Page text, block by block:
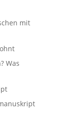
mit
Was